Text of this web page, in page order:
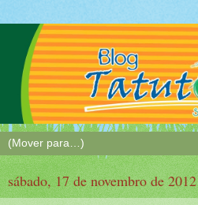
sábado, 17 de novembro de 2012